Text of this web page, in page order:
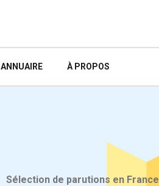
ANNUAIRE À PROPOS
Sélection de parutions en France